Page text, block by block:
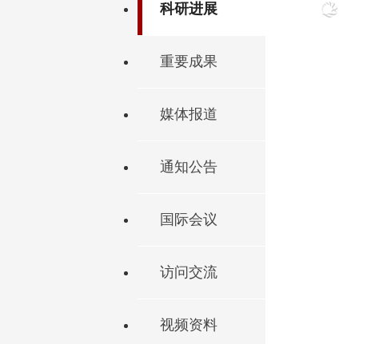
科研进展
重要成果
媒体报道
通知公告
国际会议
访问交流
视频资料